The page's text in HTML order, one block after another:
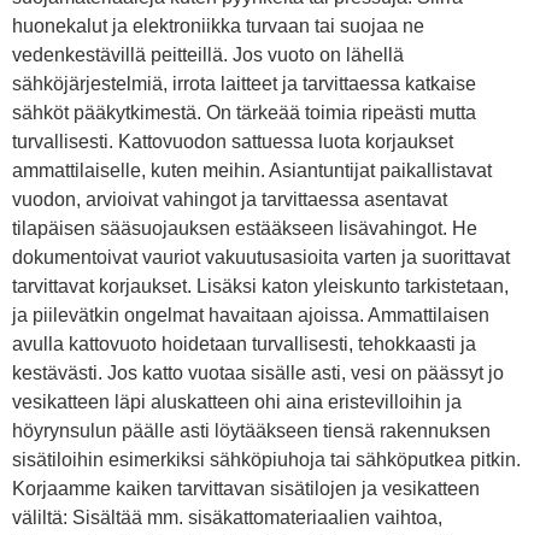
huonekalut ja elektroniikka turvaan tai suojaa ne
vedenkestävillä peitteillä. Jos vuoto on lähellä
sähköjärjestelmiä, irrota laitteet ja tarvittaessa katkaise
sähköt pääkytkimestä. On tärkeää toimia ripeästi mutta
turvallisesti. Kattovuodon sattuessa luota korjaukset
ammattilaiselle, kuten meihin. Asiantuntijat paikallistavat
vuodon, arvioivat vahingot ja tarvittaessa asentavat
tilapäisen sääsuojauksen estääkseen lisävahingot. He
dokumentoivat vauriot vakuutusasioita varten ja suorittavat
tarvittavat korjaukset. Lisäksi katon yleiskunto tarkistetaan,
ja piilevätkin ongelmat havaitaan ajoissa. Ammattilaisen
avulla kattovuoto hoidetaan turvallisesti, tehokkaasti ja
kestävästi. Jos katto vuotaa sisälle asti, vesi on päässyt jo
vesikatteen läpi aluskatteen ohi aina eristevilloihin ja
höyrynsulun päälle asti löytääkseen tiensä rakennuksen
sisätiloihin esimerkiksi sähköpiuhoja tai sähköputkea pitkin.
Korjaamme kaiken tarvittavan sisätilojen ja vesikatteen
väliltä: Sisältää mm. sisäkattomateriaalien vaihtoa,